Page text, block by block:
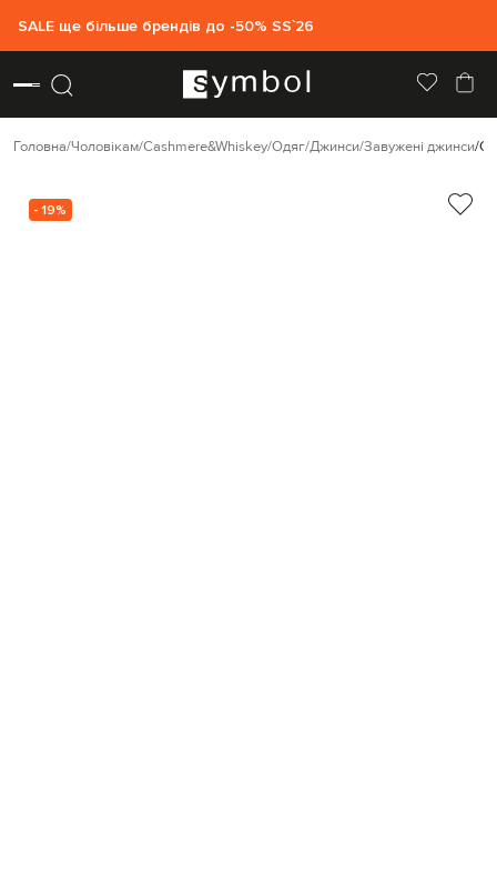
SALE ще більше брендів до -50% SS`26
Головна Чоловікам Cashmere&Whiskey Одяг Джинси Завужені джинси
- 19%